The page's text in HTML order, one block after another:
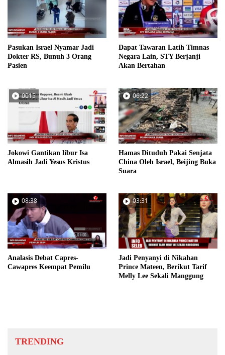
Pasukan Israel Nyamar Jadi
Dokter RS, Bunuh 3 Orang
Pasien
Dapat Tawaran Latih Timnas
Negara Lain, STY Berjanji
Akan Bertahan
0015
Jokowi Gantikan libur Isa
Almasih Jadi Yesus Kristus
06:22
Hamas Dituduh Pakai Senjata
China Oleh Israel, Beijing Buka
Suara
08:38
Analasis Debat Capres-
Cawapres Keempat Pemilu
03:31
Jadi Penyanyi di Nikahan
Prince Mateen, Berikut Tarif
Melly Lee Sekali Manggung
TRENDING